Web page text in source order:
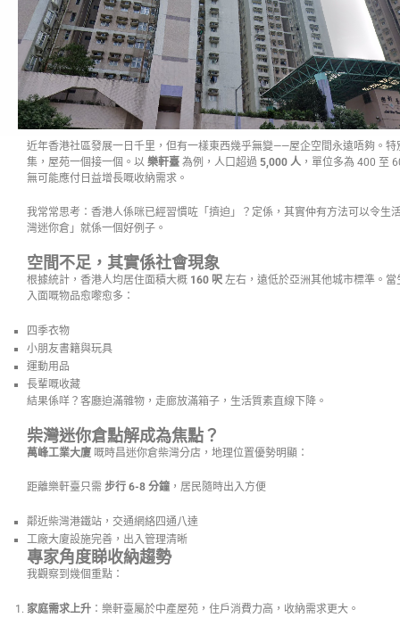
近年香港社區發展一日千里，但有一樣東西幾乎無變——屋企空間永遠唔夠。
集，屋苑一個接一個。以 樂軒臺 為例，人口超過 5,000 人 ，單位多為 400 至
無可能應付日益增長嘅收納需求。
我常常思考：香港人係咪已經習慣咗「擠迫」？定係，其實仲有方法可以令生
灣迷你倉」就係一個好例子。
空間不足，其實係社會現象
根據統計，香港人均居住面積大概 160 呎 左右，遠低於亞洲其他城市標準。
入面嘅物品愈嚟愈多：
四季衣物
小朋友書籍與玩具
運動用品
長輩嘅收藏
結果係咩？客廳迫滿雜物，走廊放滿箱子，生活質素直線下降。
柴灣迷你倉點解成為焦點？
萬峰工業大廈 嘅時昌迷你倉柴灣分店，地理位置優勢明顯：
距離樂軒臺只需 步行 6-8 分鐘 ，居民隨時出入方便
鄰近柴灣港鐵站，交通網絡四通八達
工廠大廈設施完善，出入管理清晰
專家角度睇收納趨勢
我觀察到幾個重點：
家庭需求上升 ：樂軒臺屬於中產屋苑，住戶消費力高，收納需求更大。